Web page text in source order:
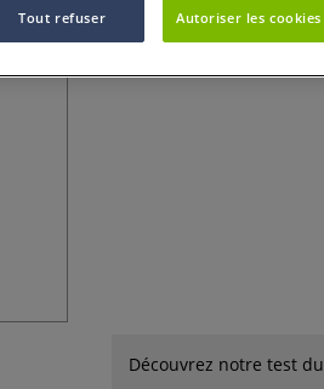
Découvrez notre test
Tout refuser Autoriser les cookies